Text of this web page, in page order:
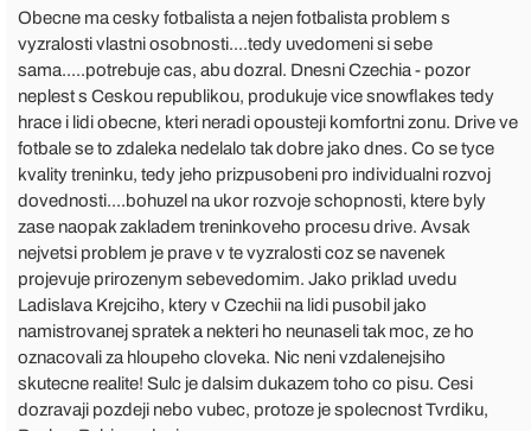
Obecne ma cesky fotbalista a nejen fotbalista problem s
vyzralosti vlastni osobnosti....tedy uvedomeni si sebe
sama.....potrebuje cas, abu dozral. Dnesni Czechia - pozor
neplest s Ceskou republikou, produkuje vice snowflakes tedy
hrace i lidi obecne, kteri neradi opousteji komfortni zonu. Drive ve
fotbale se to zdaleka nedelalo tak dobre jako dnes. Co se tyce
kvality treninku, tedy jeho prizpusobeni pro individualni rozvoj
dovednosti....bohuzel na ukor rozvoje schopnosti, ktere byly
zase naopak zakladem treninkoveho procesu drive. Avsak
nejvetsi problem je prave v te vyzralosti coz se navenek
projevuje prirozenym sebevedomim. Jako priklad uvedu
Ladislava Krejciho, ktery v Czechii na lidi pusobil jako
namistrovanej spratek a nekteri ho neunaseli tak moc, ze ho
oznacovali za hloupeho cloveka. Nic neni vzdalenejsiho
skutecne realite! Sulc je dalsim dukazem toho co pisu. Cesi
dozravaji pozdeji nebo vubec, protoze je spolecnost Tvrdiku,